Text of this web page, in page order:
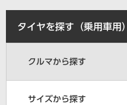
タイヤを探す（乗用車用）
クルマから探す
サイズから探す